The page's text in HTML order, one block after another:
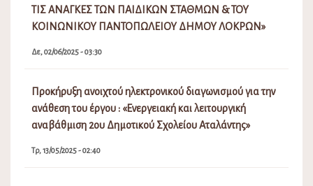
ΤΙΣ ΑΝΑΓΚΕΣ ΤΩΝ ΠΑΙΔΙΚΩΝ ΣΤΑΘΜΩΝ & ΤΟΥ
ΚΟΙΝΩΝΙΚΟΥ ΠΑΝΤΟΠΩΛΕΙΟΥ ΔΗΜΟΥ ΛΟΚΡΩΝ»
Δε, 02/06/2025 - 03:30
Προκήρυξη ανοιχτού ηλεκτρονικού διαγωνισμού για την
ανάθεση του έργου : «Ενεργειακή και λειτουργική
αναβάθμιση 2ου Δημοτικού Σχολείου Αταλάντης»
Τρ, 13/05/2025 - 02:40